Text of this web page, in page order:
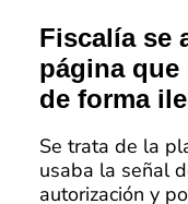
Fiscalía se
página
de forma
Se trata de la
usaba la señal
autorización y